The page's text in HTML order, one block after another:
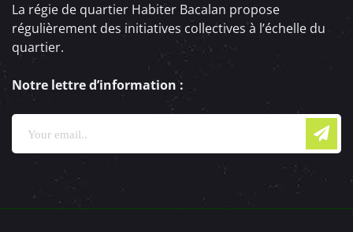
La régie de quartier Habiter Bacalan propose
régulièrement des initiatives collectives à l’échelle du
quartier.
Notre lettre d’information :